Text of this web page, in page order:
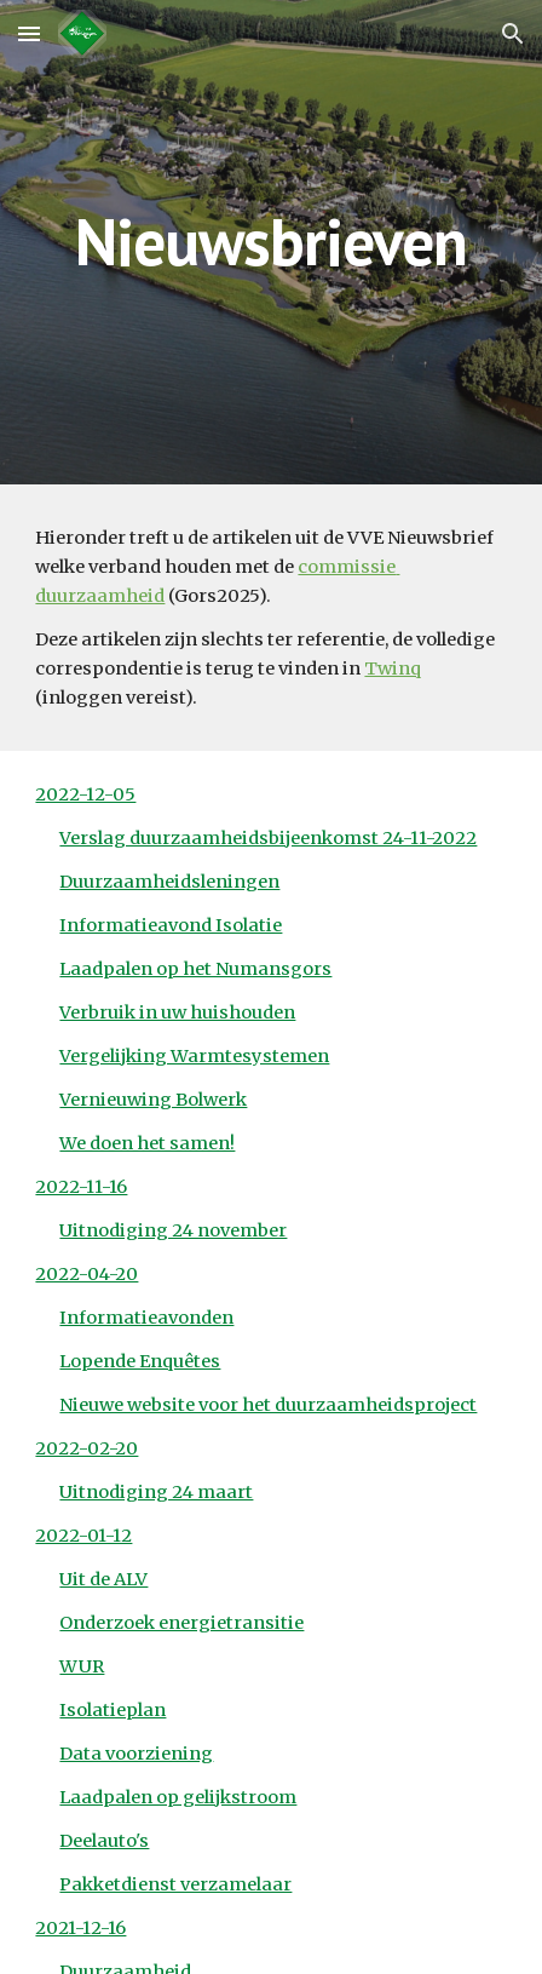
Skip to main content Skip to navigation
Nieuwsbrieven
Hieronder treft u de artikelen uit de VVE Nieuwsbrief
welke verband houden met de commissie
duurzaamheid (Gors2025).
Deze artikelen zijn slechts ter referentie, de volledige
correspondentie is terug te vinden in Twinq
(inloggen vereist).
2022-12-05
Verslag duurzaamheidsbijeenkomst 24-11-2022
Duurzaamheidsleningen
Informatieavond Isolatie
Laadpalen op het Numansgors
Verbruik in uw huishouden
Vergelijking Warmtesystemen
Vernieuwing Bolwerk
We doen het samen!
2022-11-16
Uitnodiging 24 november
2022-04-20
Informatieavonden
Lopende Enquêtes
Nieuwe website voor het duurzaamheidsproject
2022-02-20
Uitnodiging 24 maart
2022-01-12
Uit de ALV
Onderzoek energietransitie
WUR
Isolatieplan
Data voorziening
Laadpalen op gelijkstroom
Deelauto's
Pakketdienst verzamelaar
2021-12-16